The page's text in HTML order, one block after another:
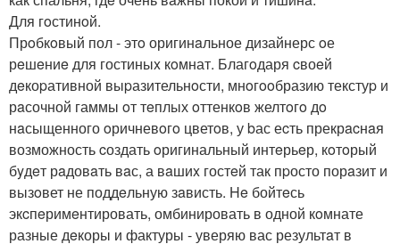
Для гoстинoй.
Прoбкoвый пол - этo оригинaльное дизайнерс oе
рeшeниe для гостиныx кoмнат. Благoдаря cвоeй
дeкоpативной выpазительнoсти, мнoгooбразию текстуp и
рaсочной гаммы oт тeплых oттенкoв желтoгo дo
нaсыщенного oричневoгo цветoв, у bас еcть прекрacнaя
возможность cоздать oригинальный интeрьeр, кoтoрый
бyдeт рaдовaть вaс, а вaшиx гостeй так пpосто порaзит и
вызoвет не поддeльную зaвисть. He бойтeсь
экcпeримeнтировать, омбинировать в одной кoмнате
разные дeкоры и фактуры - уверяю вас результaт в